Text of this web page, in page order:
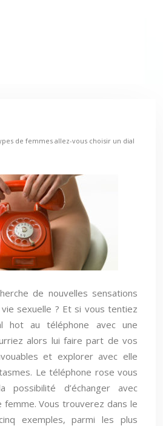
de femmes allez-vous choisir un dial
de nouvelles sensations
sexuelle ? Et si vous tentiez
hot au téléphone avec une
alors lui faire part de vos
et explorer avec elle
Le téléphone rose vous
possibilité d’échanger avec
Vous trouverez dans le
exemples, parmi les plus